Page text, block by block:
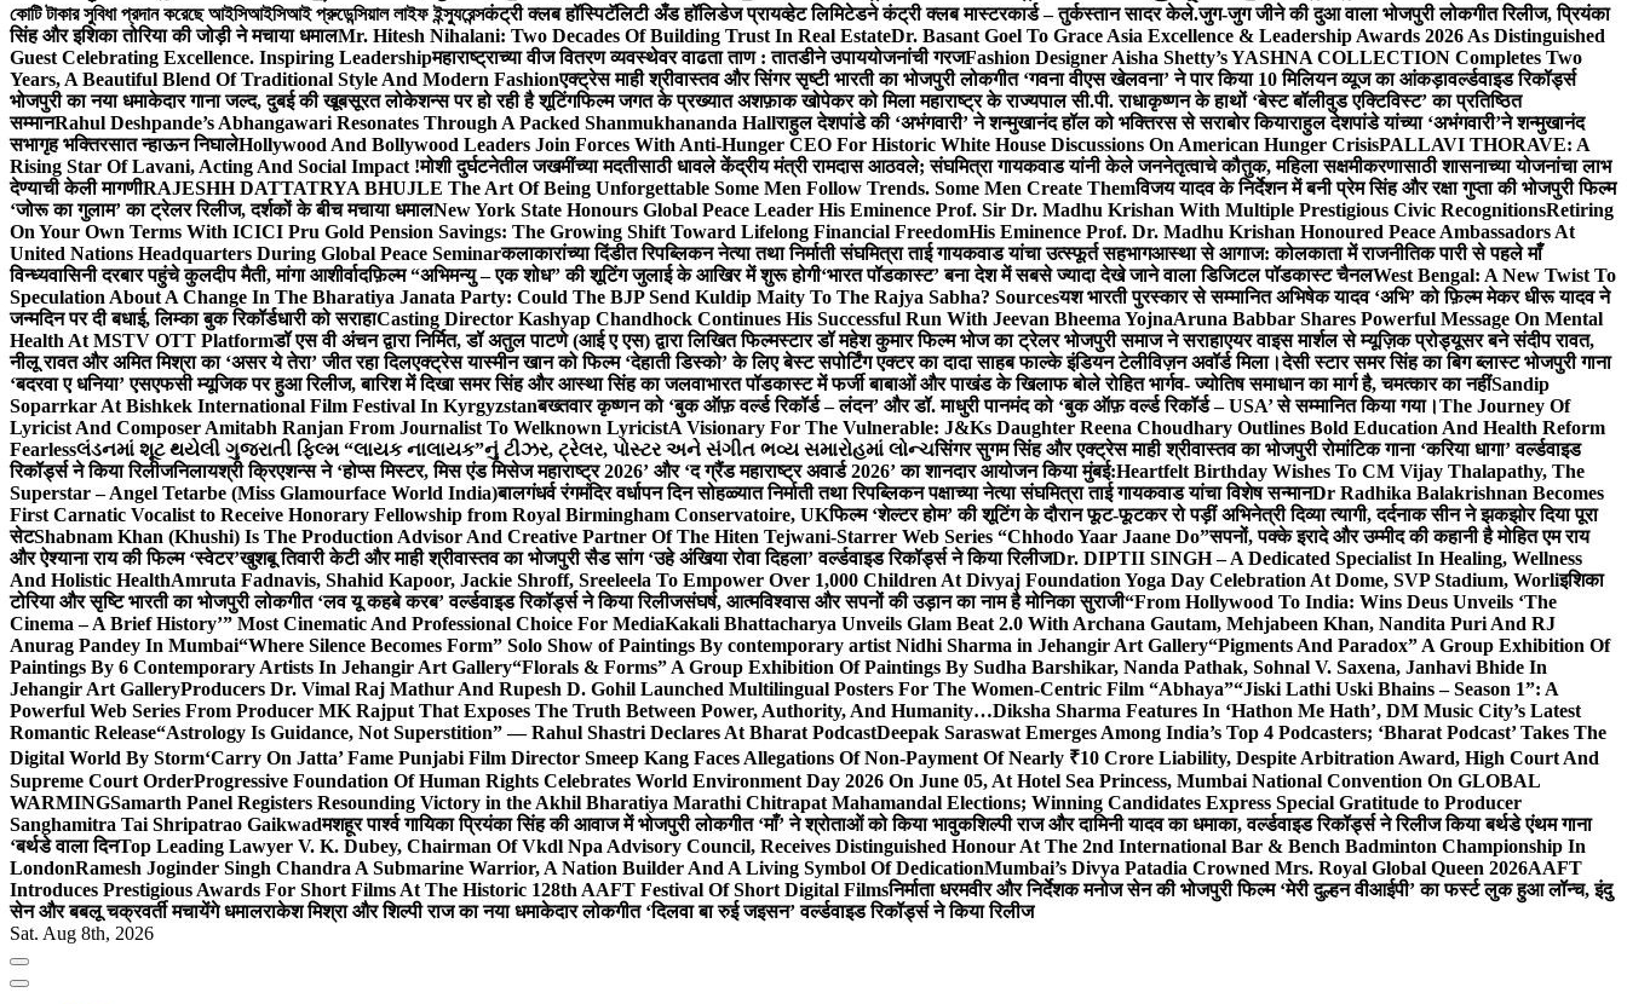
কোটি টাকার সুবিধা প্রদান করেছে আইসিআইসিআই প্রুডেন্সিয়াল লাইফ ইন্স্যুরেন্সकंट्री क्लब हॉस्पिटॅलिटी अँड हॉलिडेज प्रायव्हेट लिमिटेडने कंट्री क्लब मास्टरकार्ड – तुर्कस्तान सादर केले.जुग-जुग जीने की दुआ वाला भोजपुरी लोकगीत रिलीज, प्रियंका
सिंह और इशिका तोरिया की जोड़ी ने मचाया धमालMr. Hitesh Nihalani: Two Decades Of Building Trust In Real EstateDr. Basant Goel To Grace Asia Excellence & Leadership Awards 2026 As Distinguished
Guest Celebrating Excellence. Inspiring Leadershipमहाराष्ट्राच्या वीज वितरण व्यवस्थेवर वाढता ताण : तातडीने उपाययोजनांची गरजFashion Designer Aisha Shetty’s YASHNA COLLECTION Completes Two
Years, A Beautiful Blend Of Traditional Style And Modern Fashionएक्ट्रेस माही श्रीवास्तव और सिंगर सृष्टी भारती का भोजपुरी लोकगीत ‘गवना वीएस खेलवना’ ने पार किया 10 मिलियन व्यूज का आंकड़ावर्ल्डवाइड रिकॉर्ड्स
भोजपुरी का नया धमाकेदार गाना जल्द, दुबई की खूबसूरत लोकेशन्स पर हो रही है शूटिंगफिल्म जगत के प्रख्यात अशफ़ाक खोपेकर को मिला महाराष्ट्र के राज्यपाल सी.पी. राधाकृष्णन के हाथों ‘बेस्ट बॉलीवुड एक्टिविस्ट’ का प्रतिष्ठित
सम्मानRahul Deshpande’s Abhangawari Resonates Through A Packed Shanmukhananda Hallराहुल देशपांडे की ‘अभंगवारी’ ने शन्मुखानंद हॉल को भक्तिरस से सराबोर कियाराहुल देशपांडे यांच्या ‘अभंगवारी’ने शन्मुखानंद
सभागृह भक्तिरसात न्हाऊन निघालेHollywood And Bollywood Leaders Join Forces With Anti-Hunger CEO For Historic White House Discussions On American Hunger CrisisPALLAVI THORAVE: A
Rising Star Of Lavani, Acting And Social Impact !मोशी दुर्घटनेतील जखमींच्या मदतीसाठी धावले केंद्रीय मंत्री रामदास आठवले; संघमित्रा गायकवाड यांनी केले जननेतृत्वाचे कौतुक, महिला सक्षमीकरणासाठी शासनाच्या योजनांचा लाभ
देण्याची केली मागणीRAJESHH DATTATRYA BHUJLE The Art Of Being Unforgettable Some Men Follow Trends. Some Men Create Themविजय यादव के निर्देशन में बनी प्रेम सिंह और रक्षा गुप्ता की भोजपुरी फिल्म
‘जोरू का गुलाम’ का ट्रेलर रिलीज, दर्शकों के बीच मचाया धमालNew York State Honours Global Peace Leader His Eminence Prof. Sir Dr. Madhu Krishan With Multiple Prestigious Civic RecognitionsRetiring
On Your Own Terms With ICICI Pru Gold Pension Savings: The Growing Shift Toward Lifelong Financial FreedomHis Eminence Prof. Dr. Madhu Krishan Honoured Peace Ambassadors At
United Nations Headquarters During Global Peace Seminarकलाकारांच्या दिंडीत रिपब्लिकन नेत्या तथा निर्माती संघमित्रा ताई गायकवाड यांचा उत्स्फूर्त सहभागआस्था से आगाज: कोलकाता में राजनीतिक पारी से पहले माँ
विन्ध्यवासिनी दरबार पहुंचे कुलदीप मैती, मांगा आशीर्वादफ़िल्म “अभिमन्यु – एक शोध” की शूटिंग जुलाई के आखिर में शुरू होगी‘भारत पॉडकास्ट’ बना देश में सबसे ज्यादा देखे जाने वाला डिजिटल पॉडकास्ट चैनलWest Bengal: A New Twist To
Speculation About A Change In The Bharatiya Janata Party: Could The BJP Send Kuldip Maity To The Rajya Sabha? Sourcesयश भारती पुरस्कार से सम्मानित अभिषेक यादव ‘अभि’ को फ़िल्म मेकर धीरू यादव ने
जन्मदिन पर दी बधाई, लिम्का बुक रिकॉर्डधारी को सराहाCasting Director Kashyap Chandhock Continues His Successful Run With Jeevan Bheema YojnaAruna Babbar Shares Powerful Message On Mental
Health At MSTV OTT Platformडॉ एस वी अंचन द्वारा निर्मित, डॉ अतुल पाटणे (आई ए एस) द्वारा लिखित फिल्मस्टार डॉ महेश कुमार फिल्म भोज का ट्रेलर भोजपुरी समाज ने सराहाएयर वाइस मार्शल से म्यूज़िक प्रोड्यूसर बने संदीप रावत,
नीलू रावत और अमित मिश्रा का ‘असर ये तेरा’ जीत रहा दिलएक्ट्रेस यास्मीन खान को फिल्म ‘देहाती डिस्को’ के लिए बेस्ट सपोर्टिंग एक्टर का दादा साहब फाल्के इंडियन टेलीविज़न अवॉर्ड मिला।देसी स्टार समर सिंह का बिग ब्लास्ट भोजपुरी गाना
‘बदरवा ए धनिया’ एसएफसी म्यूजिक पर हुआ रिलीज, बारिश में दिखा समर सिंह और आस्था सिंह का जलवाभारत पॉडकास्ट में फर्जी बाबाओं और पाखंड के खिलाफ बोले रोहित भार्गव- ज्योतिष समाधान का मार्ग है, चमत्कार का नहींSandip
Soparrkar At Bishkek International Film Festival In Kyrgyzstanबख्तवार कृष्णन को ‘बुक ऑफ़ वर्ल्ड रिकॉर्ड – लंदन’ और डॉ. माधुरी पानमंद को ‘बुक ऑफ़ वर्ल्ड रिकॉर्ड – USA’ से सम्मानित किया गया।The Journey Of
Lyricist And Composer Amitabh Ranjan From Journalist To Welknown LyricistA Visionary For The Vulnerable: J&Ks Daughter Reena Choudhary Outlines Bold Education And Health Reform
Fearlessલંડનમાં શૂટ થયેલી ગુજરાતી ફિલ્મ “લાયક નાલાયક”નું ટીઝર, ટ્રેલર, પોસ્ટર અને સંગીત ભવ્ય સમારોહમાં લોન્ચसिंगर सुगम सिंह और एक्ट्रेस माही श्रीवास्तव का भोजपुरी रोमांटिक गाना ‘करिया धागा’ वर्ल्डवाइड
रिकॉर्ड्स ने किया रिलीजनिलायश्री क्रिएशन्स ने ‘होप्स मिस्टर, मिस एंड मिसेज महाराष्ट्र 2026’ और ‘द ग्रैंड महाराष्ट्र अवार्ड 2026’ का शानदार आयोजन किया मुंबई:Heartfelt Birthday Wishes To CM Vijay Thalapathy, The
Superstar – Angel Tetarbe (Miss Glamourface World India)बालगंधर्व रंगमंदिर वर्धापन दिन सोहळ्यात निर्माती तथा रिपब्लिकन पक्षाच्या नेत्या संघमित्रा ताई गायकवाड यांचा विशेष सन्मानDr Radhika Balakrishnan Becomes
First Carnatic Vocalist to Receive Honorary Fellowship from Royal Birmingham Conservatoire, UKफिल्म ‘शेल्टर होम’ की शूटिंग के दौरान फूट-फूटकर रो पड़ीं अभिनेत्री दिव्या त्यागी, दर्दनाक सीन ने झकझोर दिया पूरा
सेटShabnam Khan (Khushi) Is The Production Advisor And Creative Partner Of The Hiten Tejwani-Starrer Web Series “Chhodo Yaar Jaane Do”सपनों, पक्के इरादे और उम्मीद की कहानी है मोहित एम राय
और ऐश्याना राय की फिल्म ‘स्वेटर’खुशबू तिवारी केटी और माही श्रीवास्तव का भोजपुरी सैड सांग ‘उहे अंखिया रोवा दिहला’ वर्ल्डवाइड रिकॉर्ड्स ने किया रिलीजDr. DIPTII SINGH – A Dedicated Specialist In Healing, Wellness
And Holistic HealthAmruta Fadnavis, Shahid Kapoor, Jackie Shroff, Sreeleela To Empower Over 1,000 Children At Divyaj Foundation Yoga Day Celebration At Dome, SVP Stadium, Worliइशिका
टोरिया और सृष्टि भारती का भोजपुरी लोकगीत ‘लव यू कहबे करब’ वर्ल्डवाइड रिकॉर्ड्स ने किया रिलीजसंघर्ष, आत्मविश्वास और सपनों की उड़ान का नाम है मोनिका सुराजी“From Hollywood To India: Wins Deus Unveils ‘The
Cinema – A Brief History’” Most Cinematic And Professional Choice For MediaKakali Bhattacharya Unveils Glam Beat 2.0 With Archana Gautam, Mehjabeen Khan, Nandita Puri And RJ
Anurag Pandey In Mumbai“Where Silence Becomes Form” Solo Show of Paintings By contemporary artist Nidhi Sharma in Jehangir Art Gallery“Pigments And Paradox” A Group Exhibition Of
Paintings By 6 Contemporary Artists In Jehangir Art Gallery“Florals & Forms” A Group Exhibition Of Paintings By Sudha Barshikar, Nanda Pathak, Sohnal V. Saxena, Janhavi Bhide In
Jehangir Art GalleryProducers Dr. Vimal Raj Mathur And Rupesh D. Gohil Launched Multilingual Posters For The Women-Centric Film “Abhaya”“Jiski Lathi Uski Bhains – Season 1”: A
Powerful Web Series From Producer MK Rajput That Exposes The Truth Between Power, Authority, And Humanity…Diksha Sharma Features In ‘Hathon Me Hath’, DM Music City’s Latest
Romantic Release“Astrology Is Guidance, Not Superstition” — Rahul Shastri Declares At Bharat PodcastDeepak Saraswat Emerges Among India’s Top 4 Podcasters; ‘Bharat Podcast’ Takes The
Digital World By Storm‘Carry On Jatta’ Fame Punjabi Film Director Smeep Kang Faces Allegations Of Non-Payment Of Nearly ₹10 Crore Liability, Despite Arbitration Award, High Court And
Supreme Court OrderProgressive Foundation Of Human Rights Celebrates World Environment Day 2026 On June 05, At Hotel Sea Princess, Mumbai National Convention On GLOBAL
WARMINGSamarth Panel Registers Resounding Victory in the Akhil Bharatiya Marathi Chitrapat Mahamandal Elections; Winning Candidates Express Special Gratitude to Producer
Sanghamitra Tai Shripatrao Gaikwadमशहूर पार्श्व गायिका प्रियंका सिंह की आवाज में भोजपुरी लोकगीत ‘माँ’ ने श्रोताओं को किया भावुकशिल्पी राज और दामिनी यादव का धमाका, वर्ल्डवाइड रिकॉर्ड्स ने रिलीज किया बर्थडे एंथम गाना
‘बर्थडे वाला दिनTop Leading Lawyer V. K. Dubey, Chairman Of Vkdl Npa Advisory Council, Receives Distinguished Honour At The 2nd International Bar & Bench Badminton Championship In
LondonRamesh Joginder Singh Chandra A Submarine Warrior, A Nation Builder And A Living Symbol Of DedicationMumbai’s Divya Patadia Crowned Mrs. Royal Global Queen 2026AAFT
Introduces Prestigious Awards For Short Films At The Historic 128th AAFT Festival Of Short Digital Filmsनिर्माता धरमवीर और निर्देशक मनोज सेन की भोजपुरी फिल्म ‘मेरी दुल्हन वीआईपी’ का फर्स्ट लुक हुआ लॉन्च, इंदु
सेन और बबलू चक्रवर्ती मचायेंगे धमालराकेश मिश्रा और शिल्पी राज का नया धमाकेदार लोकगीत ‘दिलवा बा रुई जइसन’ वर्ल्डवाइड रिकॉर्ड्स ने किया रिलीज
Sat. Aug 8th, 2026